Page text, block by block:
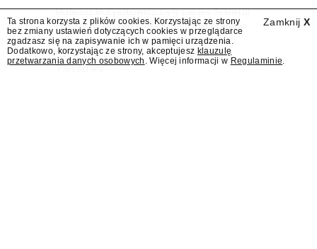
Mateusz Matyszkowicz, były prezes Telewizji
Polskiej, w poniedziałek 10 sierpnia obejmie
stanowisko dyrektora Teatru im. Juliusza
Osterwy w Lublinie – dowiedział się
"Presserwis".
Zamknij X
Ta strona korzysta z plików cookies. Korzystając ze strony
bez zmiany ustawień dotyczących cookies w przeglądarce
zgadzasz się na zapisywanie ich w pamięci urządzenia.
Dodatkowo, korzystając ze strony, akceptujesz klauzulę
przetwarzania danych osobowych . Więcej informacji w Regulaminie.